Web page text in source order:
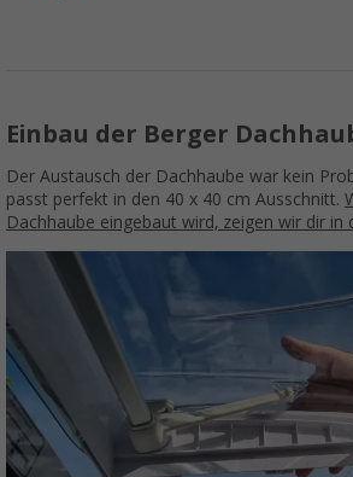
Einbau der Berger
Der Austausch der Dachhaube war kein
passt perfekt in den 40 x 40 cm Ausschnitt.
Dachhaube eingebaut wird, zeigen wir dir in